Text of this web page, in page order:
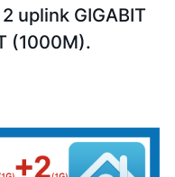
uplink GIGABIT
(1000M).